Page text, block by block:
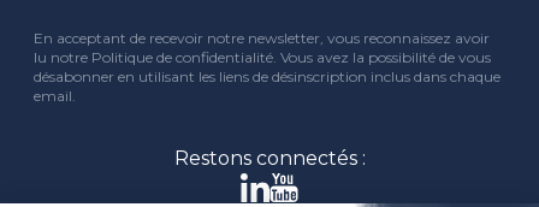
CAPTCHA
En acceptant de recevoir notre newsletter, vous reconnaissez avoir
lu notre Politique de confidentialité. Vous avez la possibilité de vous
désabonner en utilisant les liens de désinscription inclus dans chaque
email.
Restons connectés :